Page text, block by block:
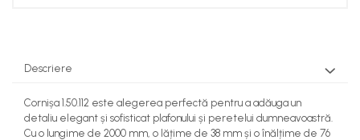
Descriere
Cornișa 1.50.112 este alegerea perfectă pentru a adăuga un
detaliu elegant și sofisticat plafonului și peretelui dumneavoastră.
Cu o lungime de 2000 mm, o lățime de 38 mm și o înălțime de 76